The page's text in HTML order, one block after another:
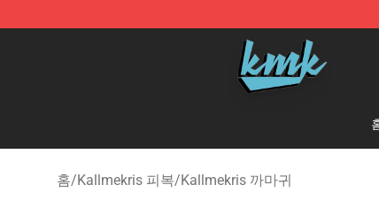
KallMeKris Store - Official KallMeKris Merchandise
홈/Kallmekris 피복/Kallmekris 까마귀